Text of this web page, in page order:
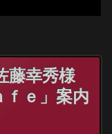
藤幸秀様
ｅ」案内